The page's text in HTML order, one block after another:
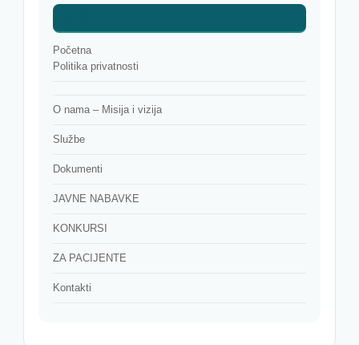
Početna
Politika privatnosti
O nama – Misija i vizija
Službe
Dokumenti
JAVNE NABAVKE
KONKURSI
ZA PACIJENTE
Kontakti